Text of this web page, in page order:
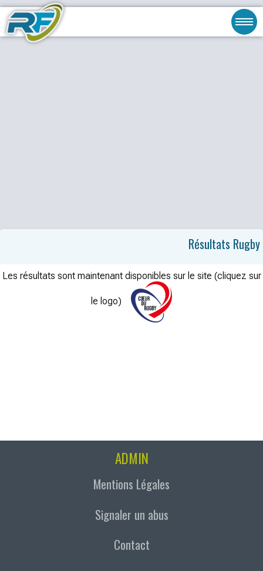
Résultats Rugby
Les résultats sont maintenant disponibles sur le site (cliquez sur
le logo)
ADMIN
Mentions Légales
Signaler un abus
Contact